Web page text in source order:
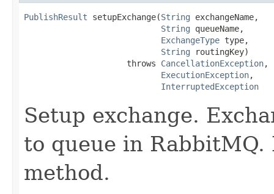
PublishResult setupExchange(String exchangeName,
String queueName,
ExchangeType type,
String routingKey)
                     throws
CancellationException,
ExecutionException,
InterruptedException
Setup exchange.
to queue in
method.